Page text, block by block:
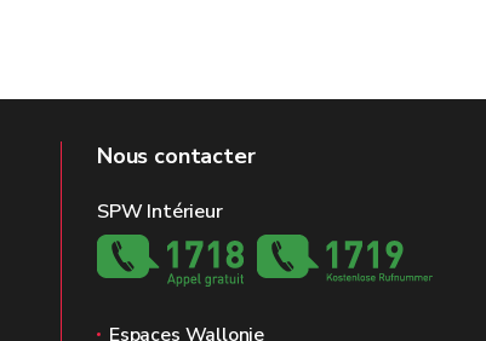
Nous contacter
SPW Intérieur
Espaces Wallonie